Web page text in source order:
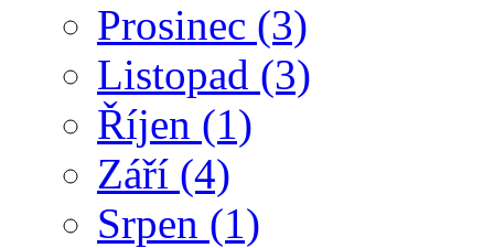
Prosinec (3)
Listopad (3)
Říjen (1)
Září (4)
Srpen (1)